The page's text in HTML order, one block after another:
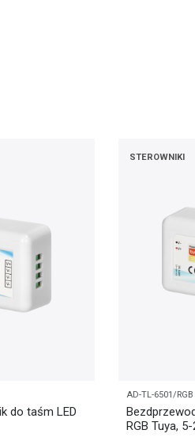
do taśm LED
STEROWNIKI
AD-TL-6501/RGB
RGB Tuya,